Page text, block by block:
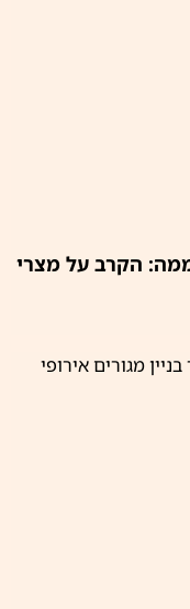
הקרב על מצרי